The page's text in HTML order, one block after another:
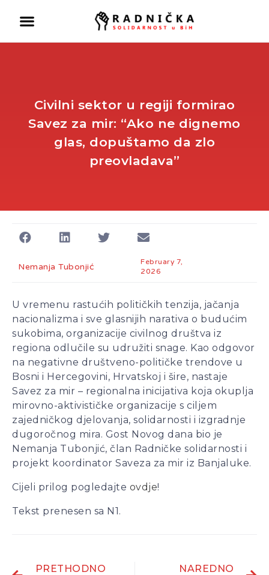
Zenici ugasiće se
– mišljenja je ekonomista
Aleksa Milojević
Zenica najavljuju štrajk:
„Sve ili ništa“
Uspon revizionizma i novi
talas ekstremne desnice
na Balkanu
Industrijski slom kao
sistemska kriza: Nova
Ljubija, Željezara Zenica i
granice održivosti bh.
ekonomije
Civilni sektor u regiji formirao
Savez za mir: “Ako ne dignemo
glas, dopuštamo da zlo
preovladava”
Nemanja Tubonjić
February 7,
2026
U vremenu rastućih političkih tenzija, jačanja
nacionalizma i sve glasnijih narativa o budućim
sukobima, organizacije civilnog društva iz
regiona odlučile su udružiti snage. Kao odgovor
na negativne društveno-političke trendove u
Bosni i Hercegovini, Hrvatskoj i šire, nastaje
Savez za mir – regionalna inicijativa koja okuplja
mirovno-aktivističke organizacije s ciljem
zajedničkog djelovanja, solidarnosti i izgradnje
dugoročnog mira. Gost Novog dana bio je
Nemanja Tubonjić, član Radničke solidarnosti i
projekt koordinator Saveza za mir iz Banjaluke.
Cijeli prilog pogledajte ovdje!
Tekst prenesen sa N1.
PRETHODNO NAREDNO